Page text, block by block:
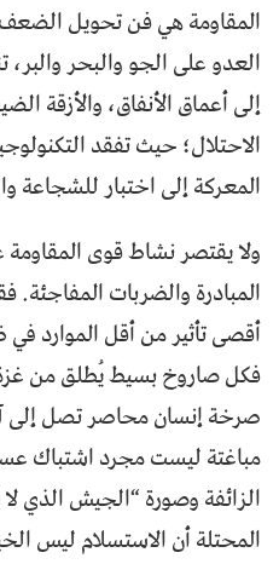
المقاومة هي فن تحويل
العدو على الجو والبحر
إلى أعماق الأنفاق، والأزقة
الاحتلال؛ حيث تفقد
المعركة إلى اختبار للشجاعة
ولا يقتصر نشاط قوى
المبادرة والضربات
أقصى تأثير من أقل الموارد
فكل صاروخ بسيط يُطلق من
صرخة إنسان محاصر تصل إلى
مباغتة ليست مجرد اشتباك
الزائفة وصورة “الجيش الذي لا
المحتلة أن الاستسلام ليس